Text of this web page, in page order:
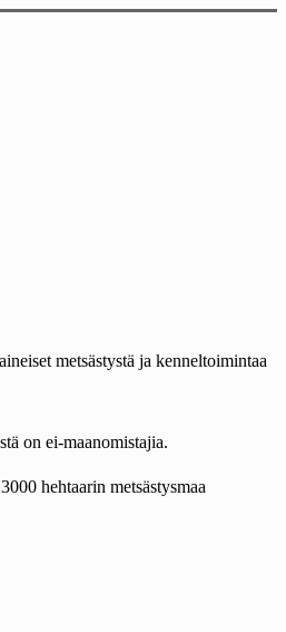
metsästystä ja kenneltoimintaa
on ei-maanomistajia.
hehtaarin metsästysmaa